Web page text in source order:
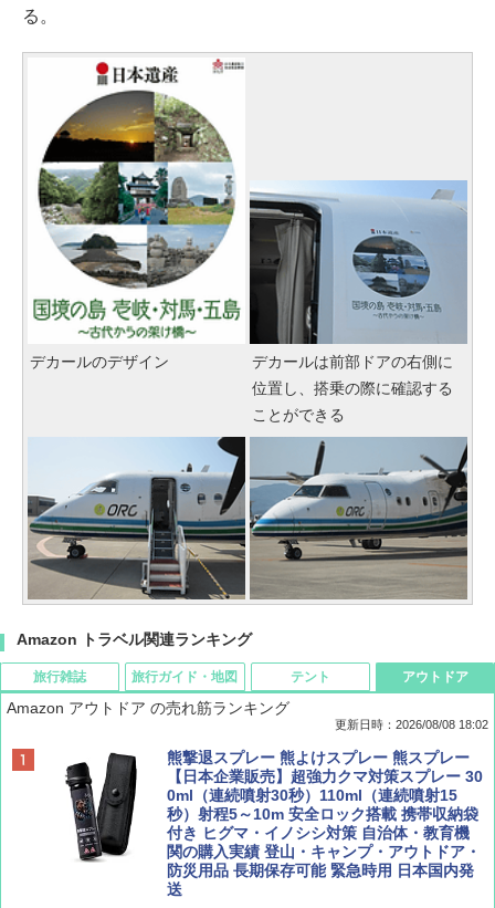
る。
デカールのデザイン
デカールは前部ドアの右側に
位置し、搭乗の際に確認する
ことができる
Amazon トラベル関連ランキング
旅行雑誌
BE-PAL(ビ-パル) 2026年 9 月号【特別付録:
SOTO ミニマル"旅"財布 ランダム2種】
￥1,500
ディズニーファン ２０２６年 ９月号 [雑
旅行ガイド・地図
D40 地球の歩き方 チェンマイ タイ北部の魅
力的な町 2026～2027 地球の歩き方D アジア
￥2,079
地球の歩き方 スター・ウォーズ
テント
[キャンパーズコレクション 山善] ポップアッ
プテント 傘みたいに広げて畳める パッとサ
ッとサンシェード キューブ フルクローズ メ
ッシュ 簡単設置 ワンタッチテント キャンプ
&ハイキング カーキ PATC-150(KH)
￥6,830
アウトドア
Amazon アウトドア の売れ筋ランキング
更新日時：2026/08/08 18:02
熊撃退スプレー 熊よけスプレー 熊スプレー
【日本企業販売】超強力クマ対策スプレー 30
0ml（連続噴射30秒）110ml（連続噴射15
秒）射程5～10m 安全ロック搭載 携帯収納袋
付き ヒグマ・イノシシ対策 自治体・教育機
関の購入実績 登山・キャンプ・アウトドア・
防災用品 長期保存可能 緊急時用 日本国内発
送